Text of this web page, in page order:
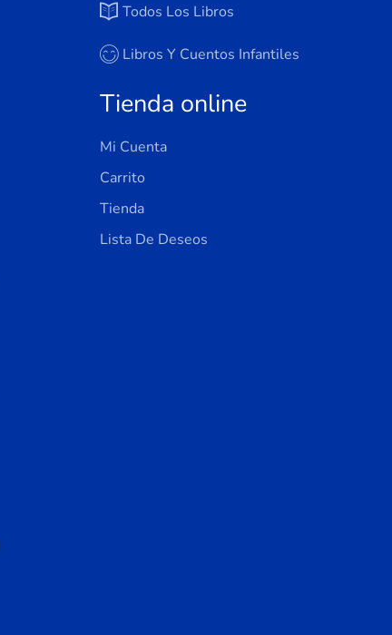
Todos Los Libros
Libros Y Cuentos Infantiles
Tienda online
Mi Cuenta
Carrito
Tienda
Lista De Deseos